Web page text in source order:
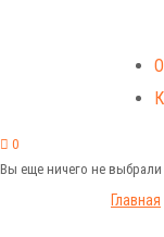
0
Вы еще ничего не выбрали
Главная